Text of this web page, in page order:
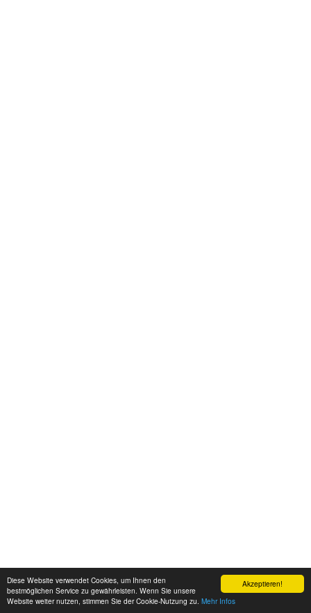
Akzeptieren!
Diese Website verwendet Cookies, um Ihnen den
bestmöglichen Service zu gewährleisten. Wenn Sie unsere
Website weiter nutzen, stimmen Sie der Cookie-Nutzung zu. Mehr Infos